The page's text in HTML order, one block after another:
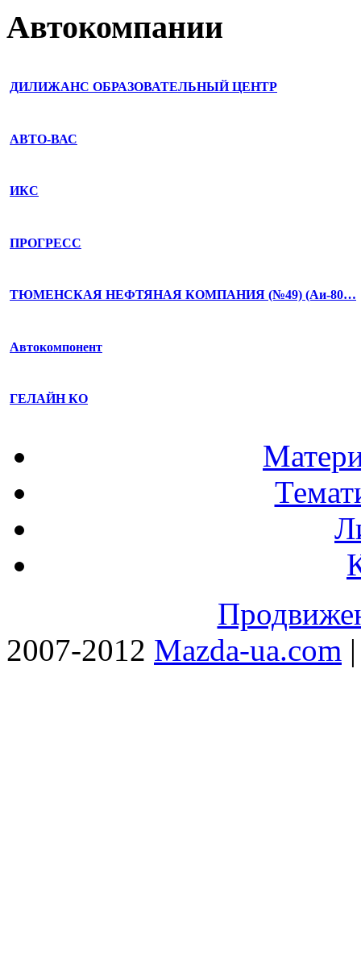
Автокомпании
ДИЛИЖАНС ОБРАЗОВАТЕЛЬНЫЙ ЦЕНТР
АВТО-ВАС
ИКС
ПРОГРЕСС
ТЮМЕНСКАЯ НЕФТЯНАЯ КОМПАНИЯ (№49) (Аи-80…
Автокомпонент
ГЕЛАЙН КО
2007-2012 Mazda-ua.com